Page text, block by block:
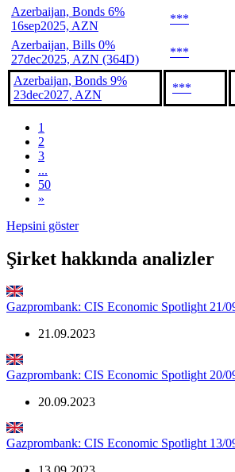
Azerbaijan, Bonds 6%
16sep2025, AZN
***
Azerbaijan, Bills 0%
27dec2025, AZN (364D)
***
Azerbaijan, Bonds 9%
23dec2027, AZN
***
1
2
3
...
50
»
Hepsini göster
Şirket hakkında analizler
Gazprombank: CIS Economic Spotlight 21/
21.09.2023
Gazprombank: CIS Economic Spotlight 20/
20.09.2023
Gazprombank: CIS Economic Spotlight 13/